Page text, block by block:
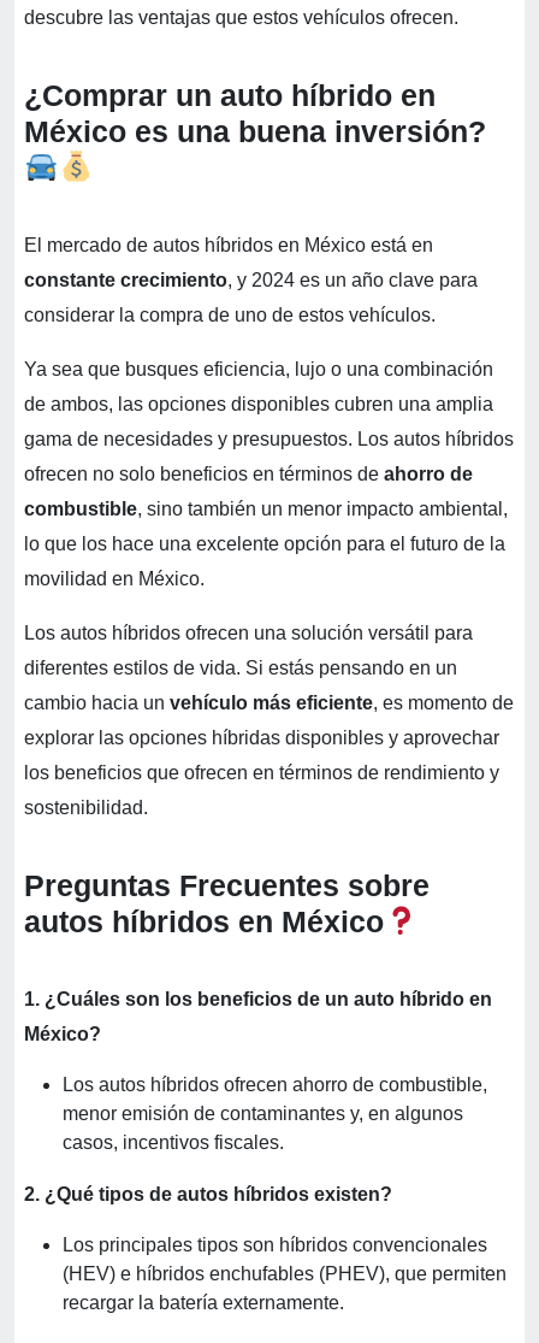
descubre las ventajas que estos vehículos ofrecen.
¿Comprar un auto híbrido en
México es una buena inversión?
El mercado de autos híbridos en México está en
constante crecimiento, y 2024 es un año clave para
considerar la compra de uno de estos vehículos.
Ya sea que busques eficiencia, lujo o una combinación
de ambos, las opciones disponibles cubren una amplia
gama de necesidades y presupuestos. Los autos híbridos
ofrecen no solo beneficios en términos de ahorro de
combustible, sino también un menor impacto ambiental,
lo que los hace una excelente opción para el futuro de la
movilidad en México.
Los autos híbridos ofrecen una solución versátil para
diferentes estilos de vida. Si estás pensando en un
cambio hacia un vehículo más eficiente, es momento de
explorar las opciones híbridas disponibles y aprovechar
los beneficios que ofrecen en términos de rendimiento y
sostenibilidad.
Preguntas Frecuentes sobre
autos híbridos en México
1. ¿Cuáles son los beneficios de un auto híbrido en
México?
Los autos híbridos ofrecen ahorro de combustible,
menor emisión de contaminantes y, en algunos
casos, incentivos fiscales.
2. ¿Qué tipos de autos híbridos existen?
Los principales tipos son híbridos convencionales
(HEV) e híbridos enchufables (PHEV), que permiten
recargar la batería externamente.